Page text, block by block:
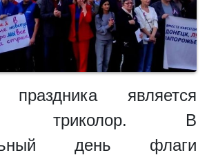
является
триколор. В
день флаги